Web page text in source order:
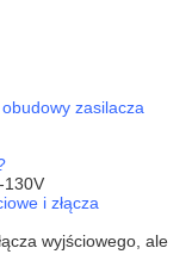
zasilacza
130V
i złącza
wyjściowego, ale